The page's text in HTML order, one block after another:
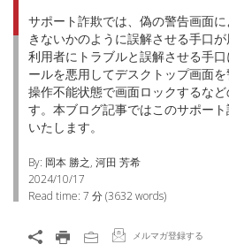
サポート詐欺では、偽の警告画面
きないかのように誤解させる手口
利用者にトラブルと誤解させる手
ールを悪用してデスクトップ画面
操作不能状態で画面ロックするな
す。本ブログ記事ではこのサポー
いたします。
By: 岡本 勝之, 河田 芳希
2024/10/17
Read time: 7 分(3632words)
メルマガ登録する